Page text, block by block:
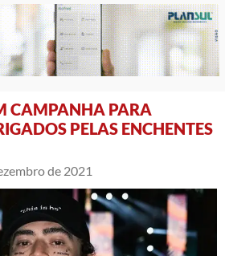
CAMPANHA PARA
PELAS ENCHENTES
de 2021